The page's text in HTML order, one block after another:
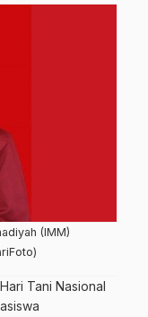
(IMM)
Tani Nasional